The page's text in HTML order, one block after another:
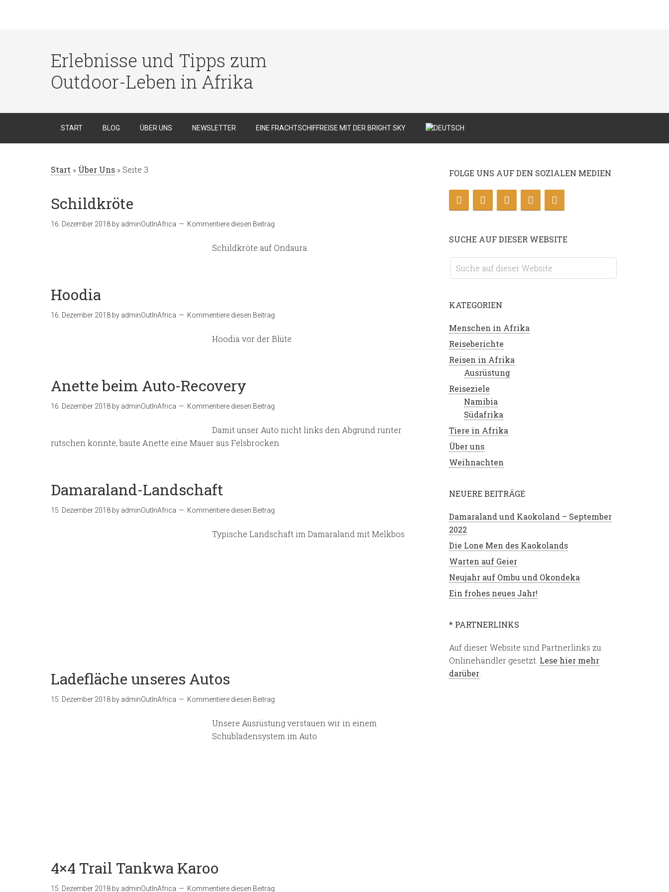
Erlebnisse und Tipps zum
Outdoor-Leben in Afrika
START BLOG ÜBER UNS NEWSLETTER EINE FRACHTSCHIFFREISE MIT DER BRIGHT SKY
Start » Über Uns » Seite 3
Schildkröte
16. Dezember 2018 by adminOutInAfrica Kommentiere diesen Beitrag
Schildkröte auf Ondaura.
Hoodia
16. Dezember 2018 by adminOutInAfrica Kommentiere diesen Beitrag
Hoodia vor der Blüte
Anette beim Auto-Recovery
16. Dezember 2018 by adminOutInAfrica Kommentiere diesen Beitrag
Damit unser Auto nicht links den Abgrund runter
rutschen konnte, baute Anette eine Mauer aus Felsbrocken
Damaraland-Landschaft
15. Dezember 2018 by adminOutInAfrica Kommentiere diesen Beitrag
Typische Landschaft im Damaraland mit Melkbos
Ladefläche unseres Autos
15. Dezember 2018 by adminOutInAfrica Kommentiere diesen Beitrag
Unsere Ausrüstung verstauen wir in einem
Schubladensystem im Auto
4×4 Trail Tankwa Karoo
15. Dezember 2018 by adminOutInAfrica Kommentiere diesen Beitrag
FOLGE UNS AUF DEN SOZIALEN MEDIEN
SUCHE AUF DIESER WEBSITE
KATEGORIEN
Menschen in Afrika
Reiseberichte
Reisen in Afrika
Ausrüstung
Reiseziele
Namibia
Südafrika
Tiere in Afrika
Über uns
Weihnachten
NEUERE BEITRÄGE
Damaraland und Kaokoland – September
2022
Die Lone Men des Kaokolands
Warten auf Geier
Neujahr auf Ombu und Okondeka
Ein frohes neues Jahr!
* PARTNERLINKS
Auf dieser Website sind Partnerlinks zu
Onlinehändler gesetzt. Lese hier mehr
darüber